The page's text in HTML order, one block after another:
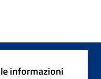
informazioni